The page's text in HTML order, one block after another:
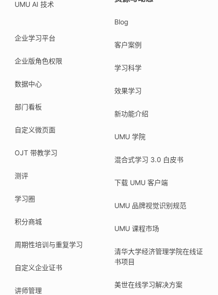
UMU AI 技术
企业学习平台
企业版角色权限
数据中心
部门看板
自定义微页面
OJT 带教学习
测评
学习圈
积分商城
周期性培训与重复学习
自定义企业证书
讲师管理
Blog
客户案例
学习科学
效果学习
新功能介绍
UMU 学院
混合式学习 3.0 白皮书
下载 UMU 客户端
UMU 品牌视觉识别规范
UMU 课程市场
清华大学经济管理学院在线证
书项目
美世在线学习解决方案